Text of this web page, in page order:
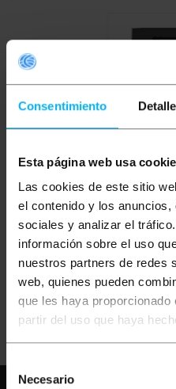
Consentimiento
Esta página web usa
Las cookies de este sitio
el contenido y los
sociales y analizar el
información sobre el uso
nuestros partners de redes
web, quienes pueden
que les haya proporcionado
partir del uso que haya
Selección
Necesario
VESA 50 75
écrans dans
matrice du
PVP
204,99€
204,99€VAT inc.
Livraison